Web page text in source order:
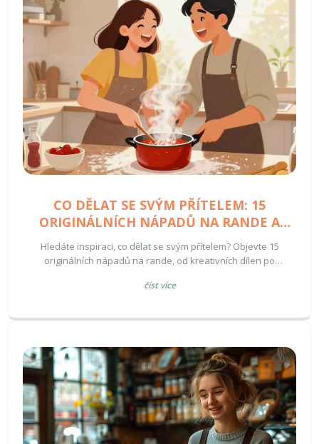
CO DĚLAT SE SVÝM PŘÍTELEM: 15
ORIGINÁLNÍCH NÁPADŮ NA RANDE A
SPOLEČNÝ ČAS
Hledáte inspiraci, co dělat se svým přítelem? Objevte 15
originálních nápadů na rande, od kreativních dílen po
Valentýnu nebo výročí bez zbytečných nákladů.
číst více